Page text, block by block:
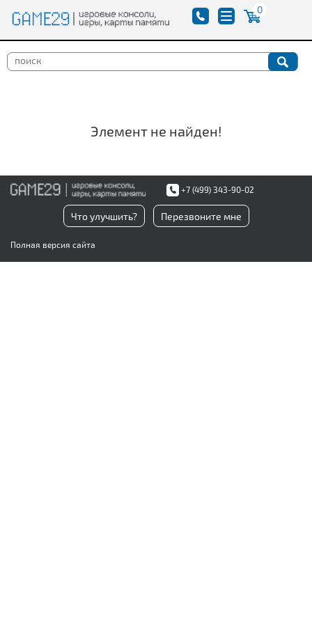
0
Элемент не найден!
+7 (499) 343-90-02
Что улучшить? Перезвоните мне
Полная версия сайта